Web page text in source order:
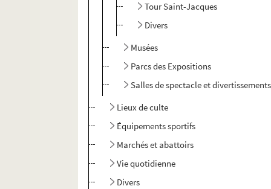
Tour Saint-Jacques
Divers
Musées
Parcs des Expositions
Salles de spectacle et divertissements
Lieux de culte
Équipements sportifs
Marchés et abattoirs
Vie quotidienne
Divers